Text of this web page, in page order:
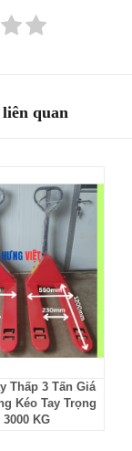
quan
Thấp 3 Tấn Giá
Kéo Tay Trọng
3000 KG